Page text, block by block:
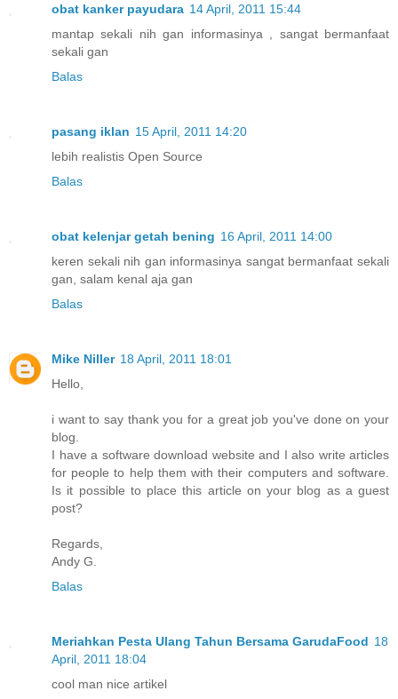
obat kanker payudara 14 April, 2011 15:44
mantap sekali nih gan informasinya , sangat bermanfaat
sekali gan
Balas
pasang iklan 15 April, 2011 14:20
lebih realistis Open Source
Balas
obat kelenjar getah bening 16 April, 2011 14:00
keren sekali nih gan informasinya sangat bermanfaat sekali
gan, salam kenal aja gan
Balas
Mike Niller 18 April, 2011 18:01
Hello,
i want to say thank you for a great job you've done on your
blog.
I have a software download website and I also write articles
for people to help them with their computers and software.
Is it possible to place this article on your blog as a guest
post?
Regards,
Andy G.
Balas
Meriahkan Pesta Ulang Tahun Bersama GarudaFood 18
April, 2011 18:04
cool man nice artikel